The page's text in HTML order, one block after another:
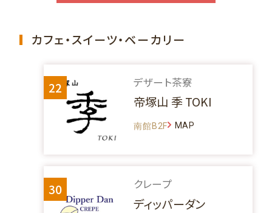
カフェ・スイーツ・ベーカリー
22 デザート茶寮
帝塚山 季 TOKI
南館B2F MAP
30 クレープ
ディッパーダン